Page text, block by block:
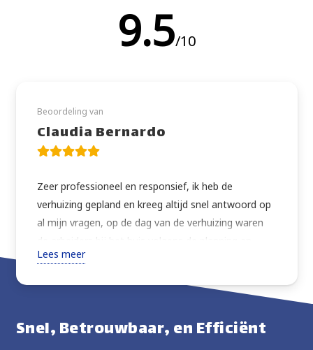
9.5/10
Beoordeling van
Claudia Bernardo
Zeer professioneel en responsief, ik heb de
verhuizing gepland en kreeg altijd snel antwoord op
al mijn vragen, op de dag van de verhuizing waren
de arbeiders bij het huis volgens de planning en
verhuisden alles wat ik vroeg met extra zorg. Zeer
over de beste manier om verder te gaan. Goede
de service opnieuw gebruiken.
Lees meer
Snel, Betrouwbaar, en Efficiënt